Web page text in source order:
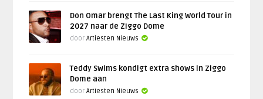
Don Omar brengt The Last King World Tour in
2027 naar de Ziggo Dome
doorArtiesten Nieuws
Teddy Swims kondigt extra shows in Ziggo
Dome aan
doorArtiesten Nieuws